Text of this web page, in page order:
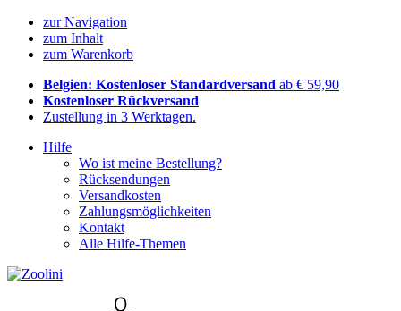
zur Navigation
zum Inhalt
zum Warenkorb
Belgien: Kostenloser Standardversand ab € 59,90
Kostenloser Rückversand
Zustellung in 3 Werktagen.
Hilfe
Wo ist meine Bestellung?
Rücksendungen
Versandkosten
Zahlungsmöglichkeiten
Kontakt
Alle Hilfe-Themen